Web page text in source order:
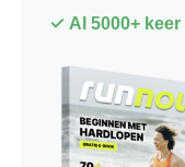
✓ Al 5000+